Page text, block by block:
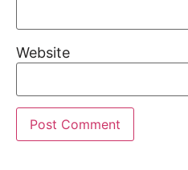
Website